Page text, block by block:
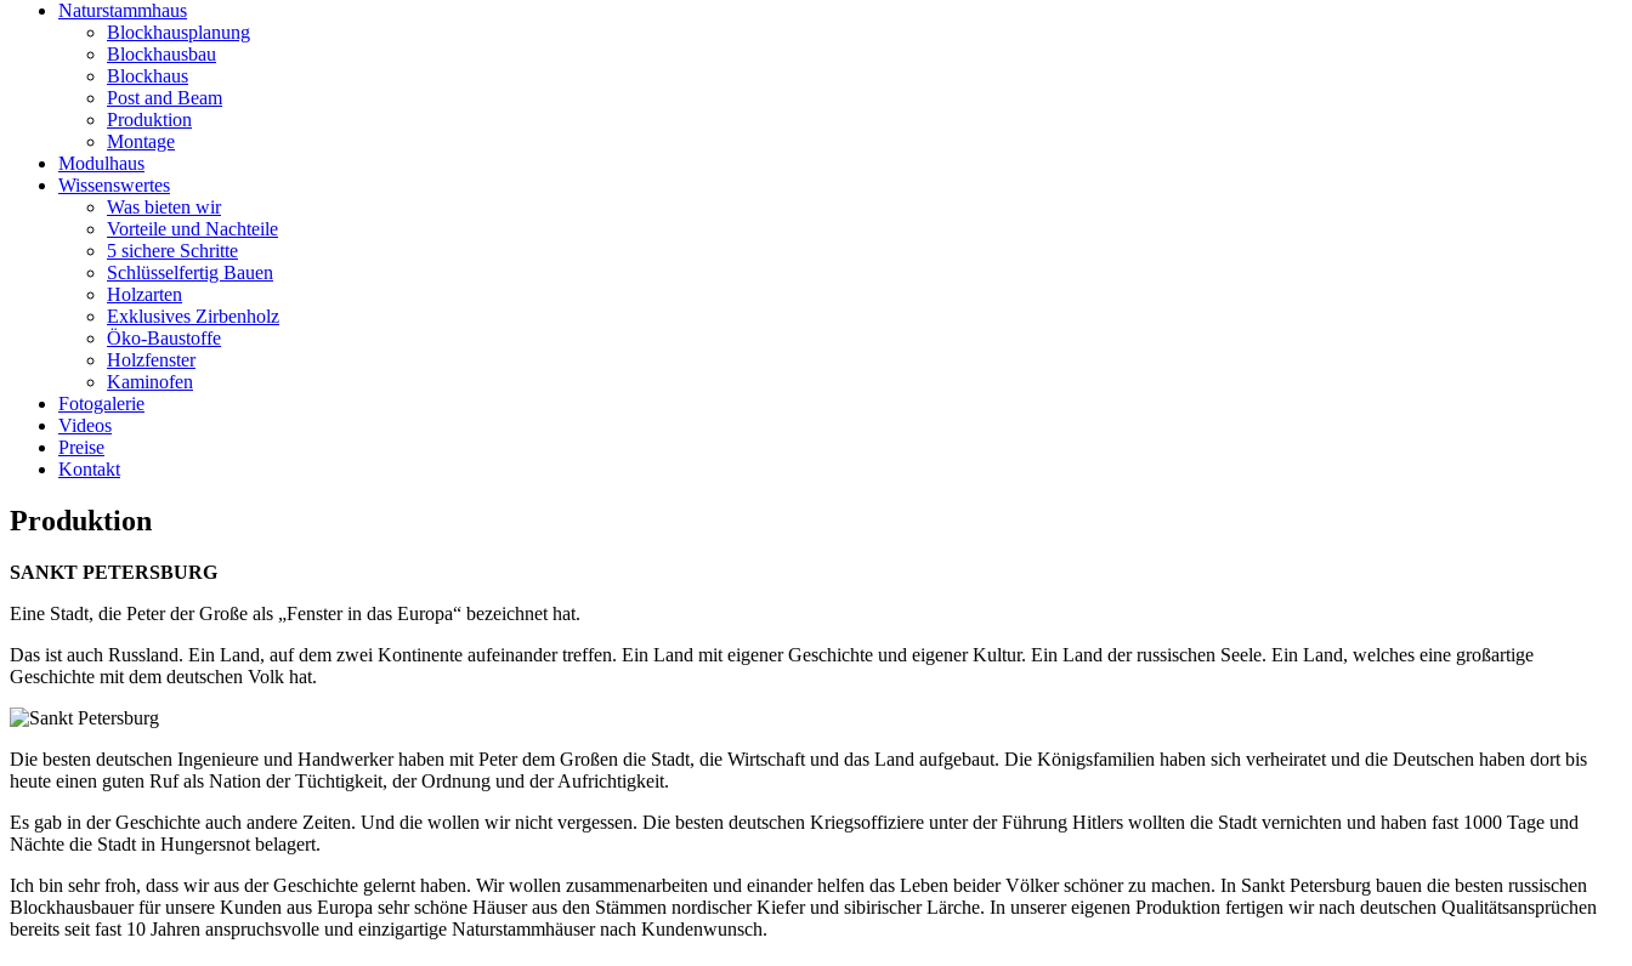
Naturstammhaus
Blockhausplanung
Blockhausbau
Blockhaus
Post and Beam
Produktion
Montage
Modulhaus
Wissenswertes
Was bieten wir
Vorteile und Nachteile
5 sichere Schritte
Schlüsselfertig Bauen
Holzarten
Exklusives Zirbenholz
Öko-Baustoffe
Holzfenster
Kaminofen
Fotogalerie
Videos
Preise
Kontakt
Produktion
SANKT PETERSBURG
Eine Stadt, die Peter der Große als „Fenster in das Europa“ bezeichnet hat.
Das ist auch Russland. Ein Land, auf dem zwei Kontinente aufeinander treffen. Ein Land mit eigener Geschichte und eigener Kultur. Ein Land der russischen Seele. Ein Land, welches eine großartige
Geschichte mit dem deutschen Volk hat.
Die besten deutschen Ingenieure und Handwerker haben mit Peter dem Großen die Stadt, die Wirtschaft und das Land aufgebaut. Die Königsfamilien haben sich verheiratet und die Deutschen haben dort bis
heute einen guten Ruf als Nation der Tüchtigkeit, der Ordnung und der Aufrichtigkeit.
Es gab in der Geschichte auch andere Zeiten. Und die wollen wir nicht vergessen. Die besten deutschen Kriegsoffiziere unter der Führung Hitlers wollten die Stadt vernichten und haben fast 1000 Tage und
Nächte die Stadt in Hungersnot belagert.
Ich bin sehr froh, dass wir aus der Geschichte gelernt haben. Wir wollen zusammenarbeiten und einander helfen das Leben beider Völker schöner zu machen. In Sankt Petersburg bauen die besten russischen
Blockhausbauer für unsere Kunden aus Europa sehr schöne Häuser aus den Stämmen nordischer Kiefer und sibirischer Lärche. In unserer eigenen Produktion fertigen wir nach deutschen Qualitätsansprüchen
bereits seit fast 10 Jahren anspruchsvolle und einzigartige Naturstammhäuser nach Kundenwunsch.